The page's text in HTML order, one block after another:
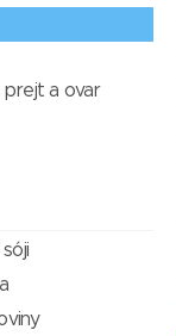
prejt a ovar